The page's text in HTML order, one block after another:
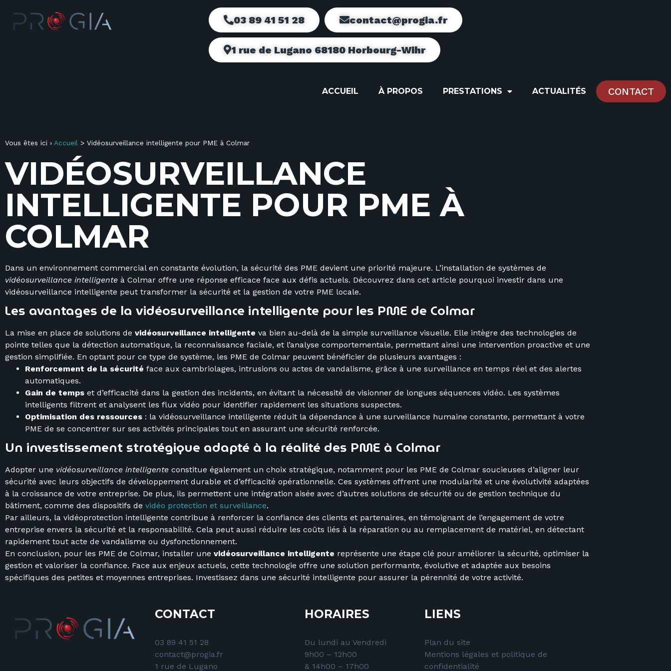
03 89 41 51 28 contact@progia.fr
1 rue de Lugano 68180 Horbourg-Wihr
ACCUEIL À PROPOS PRESTATIONS ACTUALITÉS CONTACT
Vous êtes ici › Accueil > Vidéosurveillance intelligente pour PME à Colmar
VIDÉOSURVEILLANCE
INTELLIGENTE POUR PME À
COLMAR
Dans un environnement commercial en constante évolution, la sécurité des PME devient une priorité majeure. L’installation de systèmes de
vidéosurveillance intelligente à Colmar offre une réponse efficace face aux défis actuels. Découvrez dans cet article pourquoi investir dans une
vidéosurveillance intelligente peut transformer la sécurité et la gestion de votre PME locale.
Les avantages de la vidéosurveillance intelligente pour les PME de Colmar
La mise en place de solutions de vidéosurveillance intelligente va bien au-delà de la simple surveillance visuelle. Elle intègre des technologies de
pointe telles que la détection automatique, la reconnaissance faciale, et l’analyse comportementale, permettant ainsi une intervention proactive et une
gestion simplifiée. En optant pour ce type de système, les PME de Colmar peuvent bénéficier de plusieurs avantages :
Renforcement de la sécurité face aux cambriolages, intrusions ou actes de vandalisme, grâce à une surveillance en temps réel et des alertes
automatiques.
Gain de temps et d’efficacité dans la gestion des incidents, en évitant la nécessité de visionner de longues séquences vidéo. Les systèmes
intelligents filtrent et analysent les flux vidéo pour identifier rapidement les situations suspectes.
Optimisation des ressources : la vidéosurveillance intelligente réduit la dépendance à une surveillance humaine constante, permettant à votre
PME de se concentrer sur ses activités principales tout en assurant une sécurité renforcée.
Un investissement stratégique adapté à la réalité des PME à Colmar
Adopter une vidéosurveillance intelligente constitue également un choix stratégique, notamment pour les PME de Colmar soucieuses d’aligner leur
sécurité avec leurs objectifs de développement durable et d’efficacité opérationnelle. Ces systèmes offrent une modularité et une évolutivité adaptées
à la croissance de votre entreprise. De plus, ils permettent une intégration aisée avec d’autres solutions de sécurité ou de gestion technique du
bâtiment, comme des dispositifs de vidéo protection et surveillance.
Par ailleurs, la vidéoprotection intelligente contribue à renforcer la confiance des clients et partenaires, en témoignant de l’engagement de votre
entreprise envers la sécurité et la responsabilité. Cela peut aussi réduire les coûts liés à la réparation ou au remplacement de matériel, en détectant
rapidement tout acte de vandalisme ou dysfonctionnement.
En conclusion, pour les PME de Colmar, installer une vidéosurveillance intelligente représente une étape clé pour améliorer la sécurité, optimiser la
gestion et valoriser la confiance. Face aux enjeux actuels, cette technologie offre une solution performante, évolutive et adaptée aux besoins
spécifiques des petites et moyennes entreprises. Investissez dans une sécurité intelligente pour assurer la pérennité de votre activité.
CONTACT
03 89 41 51 28
contact@progia.fr
1 rue de Lugano
HORAIRES
Du lundi au Vendredi
9h00 – 12h00
& 14h00 – 17h00
LIENS
Plan du site
Mentions légales et politique de
confidentialité